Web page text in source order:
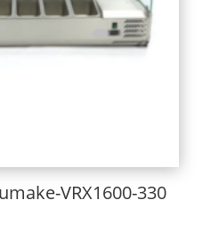
VRX1600-330